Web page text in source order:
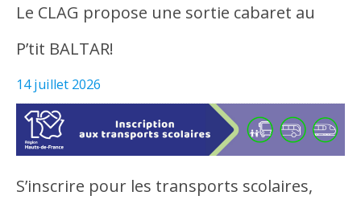
Le CLAG propose une sortie cabaret au
P’tit BALTAR!
14 juillet 2026
S’inscrire pour les transports scolaires,